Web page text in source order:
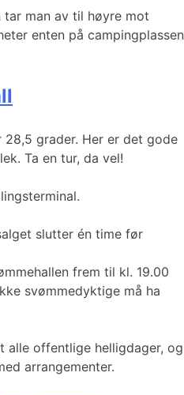
tar man av til høyre mot
enten på campingplassen
28,5 grader. Her er det gode
Ta en tur, da vel!
slutter én time før
frem til kl. 19.00
svømmedyktige må ha
alle offentlige helligdager, og
arrangementer.